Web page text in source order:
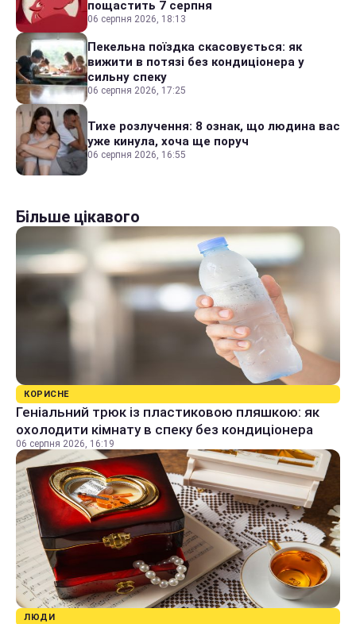
пощастить 7 серпня
06 серпня 2026, 18:13
Пекельна поїздка скасовується: як
вижити в потязі без кондиціонера у
сильну спеку
06 серпня 2026, 17:25
Тихе розлучення: 8 ознак, що людина вас
уже кинула, хоча ще поруч
06 серпня 2026, 16:55
Більше цікавого
КОРИСНЕ
Геніальний трюк із пластиковою пляшкою: як
охолодити кімнату в спеку без кондиціонера
06 серпня 2026, 16:19
ЛЮДИ